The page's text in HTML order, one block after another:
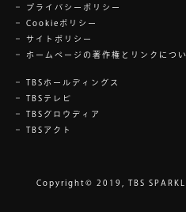
プライバシーポリシー
Cookieポリシー
サイトポリシー
ホームページの著作権とリンクにつ
TBSホールディングス
TBSテレビ
TBSグロウディア
TBSアクト
Copyright© 2019, TBS